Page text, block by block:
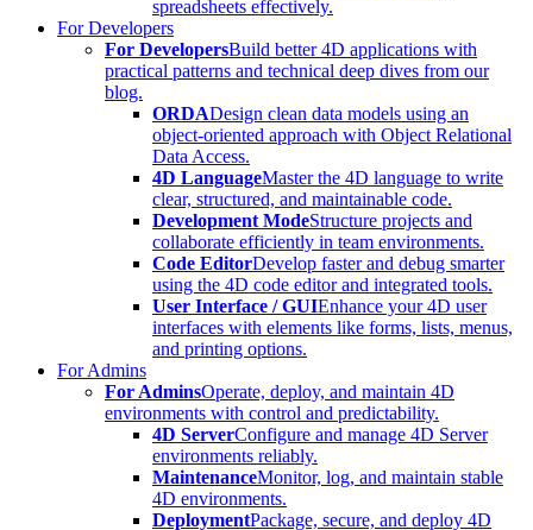
spreadsheets effectively.
For Developers
For DevelopersBuild better 4D applications with
practical patterns and technical deep dives from our
blog.
ORDADesign clean data models using an
object-oriented approach with Object Relational
Data Access.
4D LanguageMaster the 4D language to write
clear, structured, and maintainable code.
Development ModeStructure projects and
collaborate efficiently in team environments.
Code EditorDevelop faster and debug smarter
using the 4D code editor and integrated tools.
User Interface / GUIEnhance your 4D user
interfaces with elements like forms, lists, menus,
and printing options.
For Admins
For AdminsOperate, deploy, and maintain 4D
environments with control and predictability.
4D ServerConfigure and manage 4D Server
environments reliably.
MaintenanceMonitor, log, and maintain stable
4D environments.
DeploymentPackage, secure, and deploy 4D